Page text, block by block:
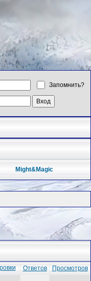
Запомнить?
Might&Magic
Ответов Просмотров